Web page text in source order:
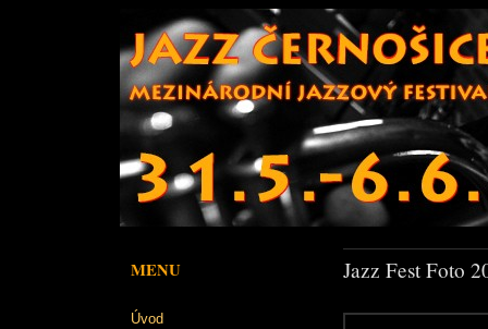
MENU
Úvod
Jazz Fest Foto